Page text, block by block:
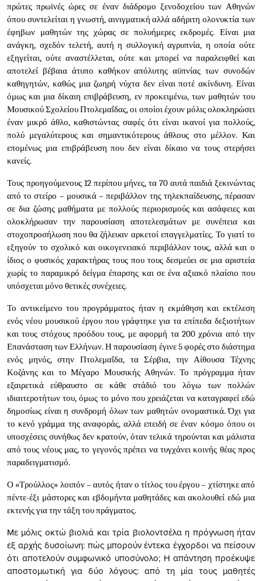
πρώτες πρωϊνές ώρες σε έναν διάδρομο ξενοδοχείου των Αθηνών
όπου συντελείται η γνωστή, αινιγματική αλλά αδήριτη ολονυκτία των
έφηβων μαθητών της χώρας σε πολυήμερες εκδρομές. Είναι μια
ανάγκη, σχεδόν τελετή, αυτή η συλλογική αγρυπνία, η οποία ούτε
εξηγείται, ούτε αναστέλλεται, ούτε και μπορεί να παραλειφθεί και
αποτελεί βέβαια άτυπο καθήκον απόλυτης αϋπνίας των συνοδών
καθηγητών, καθώς μια ζωηρή νύχτα δεν είναι ποτέ ακίνδυνη. Είναι
όμως και μια δίκαιη επιβράβευση, εν προκειμένω, των μαθητών του
Μουσικού Σχολείου Πτολεμαΐδας, οι οποίοι έχουν μόλις ολοκληρώσει
έναν μικρό άθλο, καθιστώντας σαφές ότι είναι ικανοί για πολλούς,
πολύ μεγαλύτερους και σημαντικότερους άθλους στο μέλλον. Και
επομένως μια επιβράβευση που δεν είναι δίκαιο να τους στερήσει
κανείς.
Τους προηγούμενους 12 περίπου μήνες, τα 70 αυτά παιδιά ξεκινώντας
από το στείρο – μουσικά – περιβάλλον της τηλεκπαίδευσης, πέρασαν
σε δια ζώσης μαθήματα με πολλούς περιορισμούς και ασάφειες και
ολοκλήρωσαν την παρουσίαση αποτελεσμάτων με συνέπεια και
στοχοπροσήλωση που θα ζήλευαν αρκετοί επαγγελματίες. Το γιατί το
εξηγούν το σχολικό και οικογενειακό περιβάλλον τους, αλλά και ο
ίδιος ο φυσικός χαρακτήρας τους που τους δεσμεύει σε μια αριστεία
χωρίς το παραμικρό δείγμα έπαρσης και σε ένα αξιακό πλαίσιο που
υπόσχεται μόνο θετικές συνέχειες.
Το αντικείμενο του προγράμματος ήταν η εκμάθηση και εκτέλεση
ενός νέου μουσικού έργου που γράφτηκε για τα επίπεδα δεξιοτήτων
και τους στόχους προόδου τους, με αφορμή τα 200 χρόνια από την
Επανάσταση των Ελλήνων. Η παρουσίαση έγινε 5 φορές στο διάστημα
ενός μηνός, στην Πτολεμαΐδα, τα Σέρβια, την Αίθουσα Τέχνης
Κοζάνης και το Μέγαρο Μουσικής Αθηνών. Το πρόγραμμα ήταν
εξαιρετικά εύθραυστο σε κάθε στάδιό του λόγω των πολλών
ιδιαιτεροτήτων του, όμως το μόνο που χρειάζεται να καταγραφεί εδώ
δημοσίως είναι η συνδρομή όλων των μαθητών ονομαστικά. Όχι για
το κενό γράμμα της αναφοράς, αλλά επειδή σε έναν κόσμο όπου οι
υποσχέσεις συνήθως δεν κρατούν, όταν τελικά τηρούνται και μάλιστα
από τους νέους μας, το γεγονός πρέπει να τυγχάνει κοινής θέας προς
παραδειγματισμό.
Ο «Τρούλλος» λοιπόν – αυτός ήταν ο τίτλος του έργου – χτίστηκε από
πέντε-έξι μάστορες και εβδομήντα μαθητάδες και ακολουθεί εδώ μια
εκτενής για την τάξη του πράγματος.
Με μόλις οκτώ βιολιά και τρία βιολοντσέλα η πρόγνωση ήταν
εξ αρχής δυσοίωνη: πώς μπορούν έντεκα έγχορδοι να πείσουν
ότι αποτελούν συμφωνικό υποσύνολο; Η απάντηση προέκυψε
αποστομωτική για δύο λόγους: από τη μία τους μαθητές